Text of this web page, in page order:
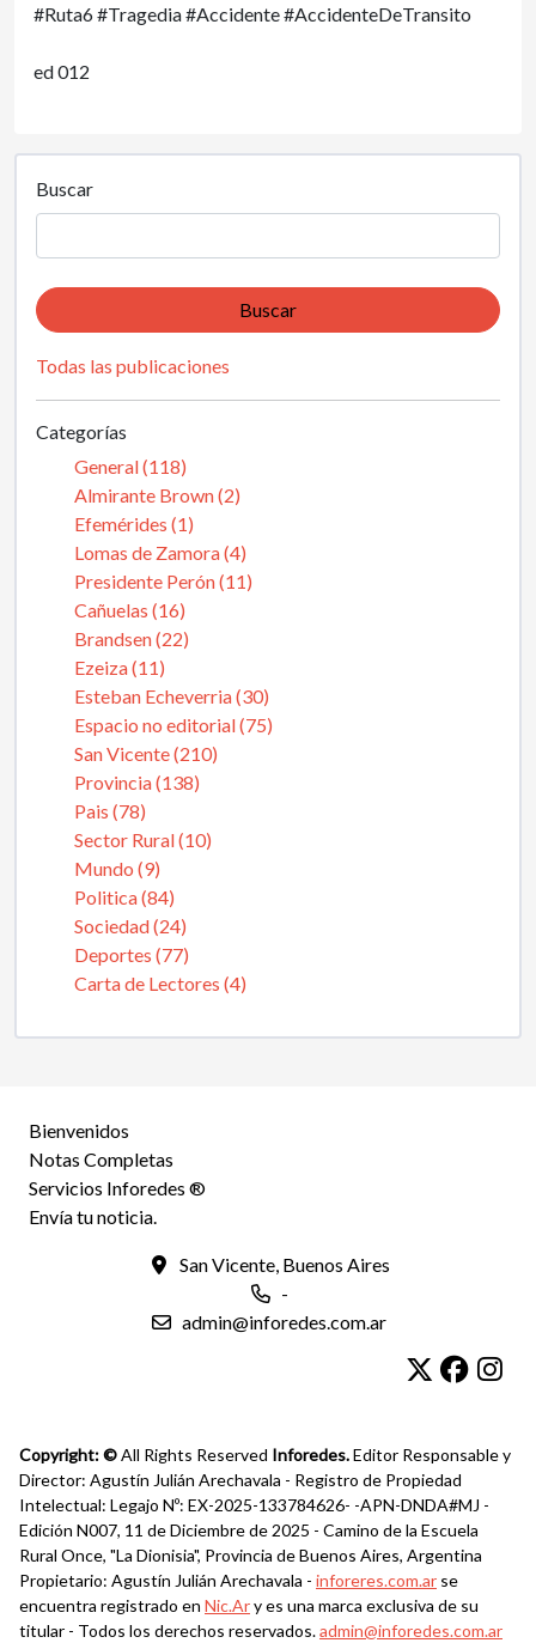
#Ruta6 #Tragedia #Accidente #AccidenteDeTransito
ed 012
Buscar
Buscar
Todas las publicaciones
Categorías
General (118)
Almirante Brown (2)
Efemérides (1)
Lomas de Zamora (4)
Presidente Perón (11)
Cañuelas (16)
Brandsen (22)
Ezeiza (11)
Esteban Echeverria (30)
Espacio no editorial (75)
San Vicente (210)
Provincia (138)
Pais (78)
Sector Rural (10)
Mundo (9)
Politica (84)
Sociedad (24)
Deportes (77)
Carta de Lectores (4)
Bienvenidos
Notas Completas
Servicios Inforedes ®
Envía tu noticia.
San Vicente, Buenos Aires
-
admin@inforedes.com.ar
Copyright: ©All Rights Reserved Inforedes.Editor Responsable y
Director: Agustín Julián Arechavala - Registro de Propiedad
Intelectual: Legajo Nº: EX-2025-133784626- -APN-DNDA#MJ -
Edición N007, 11 de Diciembre de 2025 - Camino de la Escuela
Rural Once, "La Dionisia", Provincia de Buenos Aires, Argentina
Propietario: Agustín Julián Arechavala - inforeres.com.ar se
encuentra registrado en Nic.Ary es una marca exclusiva de su
titular - Todos los derechos reservados.admin@inforedes.com.ar